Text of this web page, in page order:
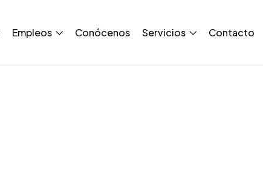
Empleos Conócenos Servicios Contacto